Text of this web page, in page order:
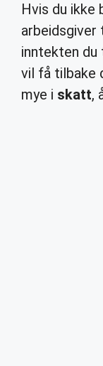
Hvis du
arbeidsgiver
inntekten du
vil få tilbake
mye i skatt,